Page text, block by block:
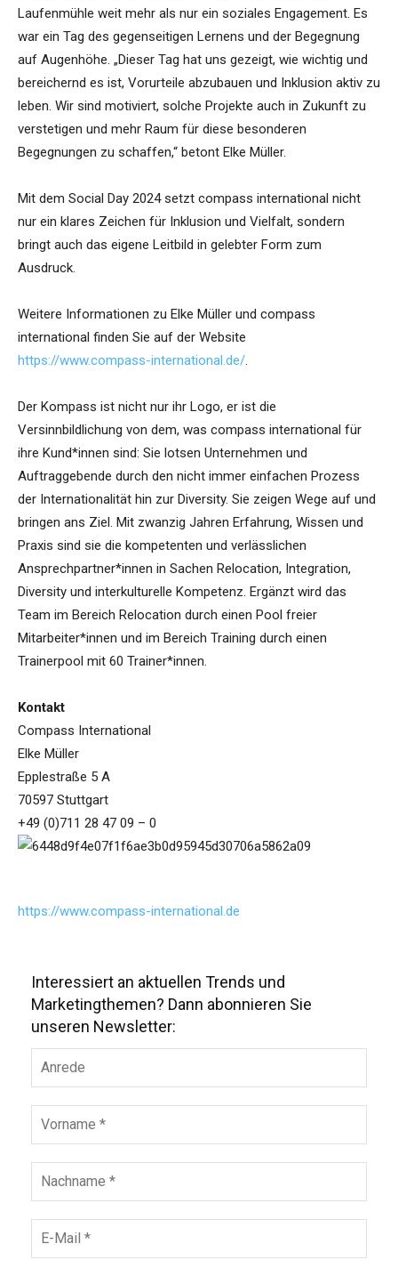
Laufenmühle weit mehr als nur ein soziales Engagement. Es
war ein Tag des gegenseitigen Lernens und der Begegnung
auf Augenhöhe. „Dieser Tag hat uns gezeigt, wie wichtig und
bereichernd es ist, Vorurteile abzubauen und Inklusion aktiv zu
leben. Wir sind motiviert, solche Projekte auch in Zukunft zu
verstetigen und mehr Raum für diese besonderen
Begegnungen zu schaffen,“ betont Elke Müller.
Mit dem Social Day 2024 setzt compass international nicht
nur ein klares Zeichen für Inklusion und Vielfalt, sondern
bringt auch das eigene Leitbild in gelebter Form zum
Ausdruck.
Weitere Informationen zu Elke Müller und compass
international finden Sie auf der Website
https://www.compass-international.de/.
Der Kompass ist nicht nur ihr Logo, er ist die
Versinnbildlichung von dem, was compass international für
ihre Kund*innen sind: Sie lotsen Unternehmen und
Auftraggebende durch den nicht immer einfachen Prozess
der Internationalität hin zur Diversity. Sie zeigen Wege auf und
bringen ans Ziel. Mit zwanzig Jahren Erfahrung, Wissen und
Praxis sind sie die kompetenten und verlässlichen
Ansprechpartner*innen in Sachen Relocation, Integration,
Diversity und interkulturelle Kompetenz. Ergänzt wird das
Team im Bereich Relocation durch einen Pool freier
Mitarbeiter*innen und im Bereich Training durch einen
Trainerpool mit 60 Trainer*innen.
Kontakt
Compass International
Elke Müller
Epplestraße 5 A
70597 Stuttgart
+49 (0)711 28 47 09 – 0
https://www.compass-international.de
Interessiert an aktuellen Trends und
Marketingthemen? Dann abonnieren Sie
unseren Newsletter: